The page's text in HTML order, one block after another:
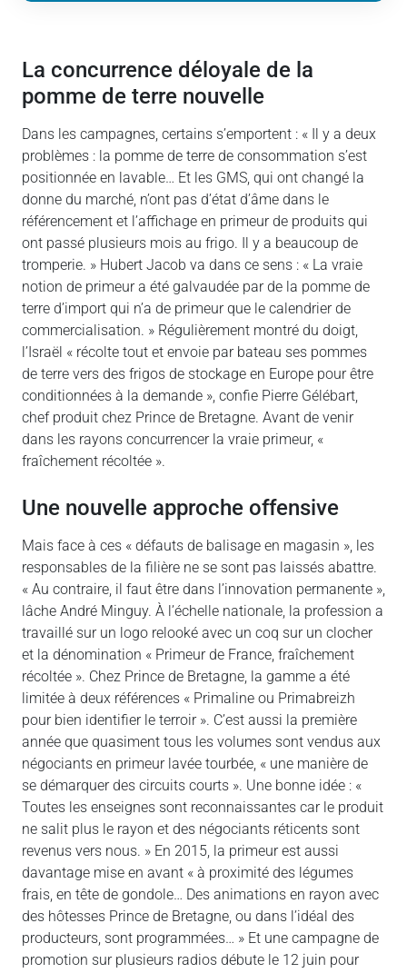
La concurrence déloyale de la
pomme de terre nouvelle
Dans les campagnes, certains s’emportent : « Il y a deux
problèmes : la pomme de terre de consommation s’est
positionnée en lavable… Et les GMS, qui ont changé la
donne du marché, n’ont pas d’état d’âme dans le
référencement et l’affichage en primeur de produits qui
ont passé plusieurs mois au frigo. Il y a beaucoup de
tromperie. » Hubert Jacob va dans ce sens : « La vraie
notion de primeur a été galvaudée par de la pomme de
terre d’import qui n’a de primeur que le calendrier de
commercialisation. » Régulièrement montré du doigt,
l’Israël « récolte tout et envoie par bateau ses pommes
de terre vers des frigos de stockage en Europe pour être
conditionnées à la demande », confie Pierre Gélébart,
chef produit chez Prince de Bretagne. Avant de venir
dans les rayons concurrencer la vraie primeur, «
fraîchement récoltée ».
Une nouvelle approche offensive
Mais face à ces « défauts de balisage en magasin », les
responsables de la filière ne se sont pas laissés abattre.
« Au contraire, il faut être dans l’innovation permanente »,
lâche André Minguy. À l’échelle nationale, la profession a
travaillé sur un logo relooké avec un coq sur un clocher
et la dénomination « Primeur de France, fraîchement
récoltée ». Chez Prince de Bretagne, la gamme a été
limitée à deux références « Primaline ou Primabreizh
pour bien identifier le terroir ». C’est aussi la première
année que quasiment tous les volumes sont vendus aux
négociants en primeur lavée tourbée, « une manière de
se démarquer des circuits courts ». Une bonne idée : «
Toutes les enseignes sont reconnaissantes car le produit
ne salit plus le rayon et des négociants réticents sont
revenus vers nous. » En 2015, la primeur est aussi
davantage mise en avant « à proximité des légumes
frais, en tête de gondole… Des animations en rayon avec
des hôtesses Prince de Bretagne, ou dans l’idéal des
producteurs, sont programmées… » Et une campagne de
promotion sur plusieurs radios débute le 12 juin pour